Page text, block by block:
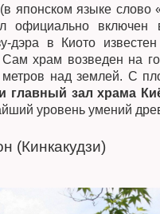
(в японском языке слово
официально включен
дэра в Киото
Сам храм возведен на
метров над землей. С
главный зал храма
уровень умений
(Кинкакудзи)